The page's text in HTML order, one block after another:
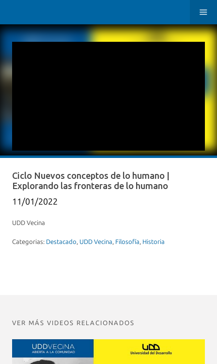
Ciclo Nuevos conceptos de lo humano |
Explorando las fronteras de lo humano
11/01/2022
UDD Vecina
Categorias: Destacado, UDD Vecina, Filosofía, Historia
VER MÁS VIDEOS RELACIONADOS